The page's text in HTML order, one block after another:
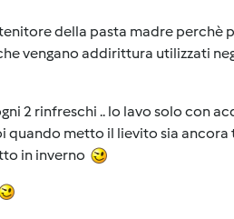
della pasta madre perchè
vengano addirittura utilizzati
2 rinfreschi .. lo lavo solo con
metto il lievito sia ancora
in inverno